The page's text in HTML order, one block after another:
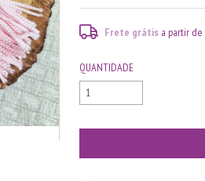
Frete grátis a partir de
QUANTIDADE